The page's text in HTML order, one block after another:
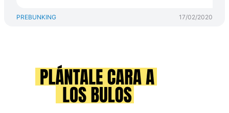
PREBUNKING 17/02/2020